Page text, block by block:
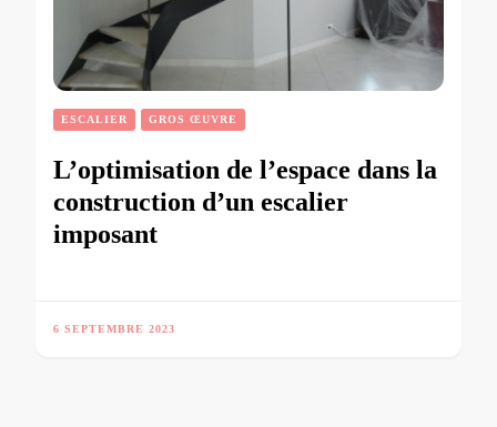
ESCALIER GROS ŒUVRE
L’optimisation de l’espace dans la
construction d’un escalier
imposant
6 SEPTEMBRE 2023